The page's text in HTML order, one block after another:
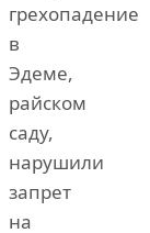
грехопадение
в
Эдеме,
райском
саду,
нарушили
запрет
на